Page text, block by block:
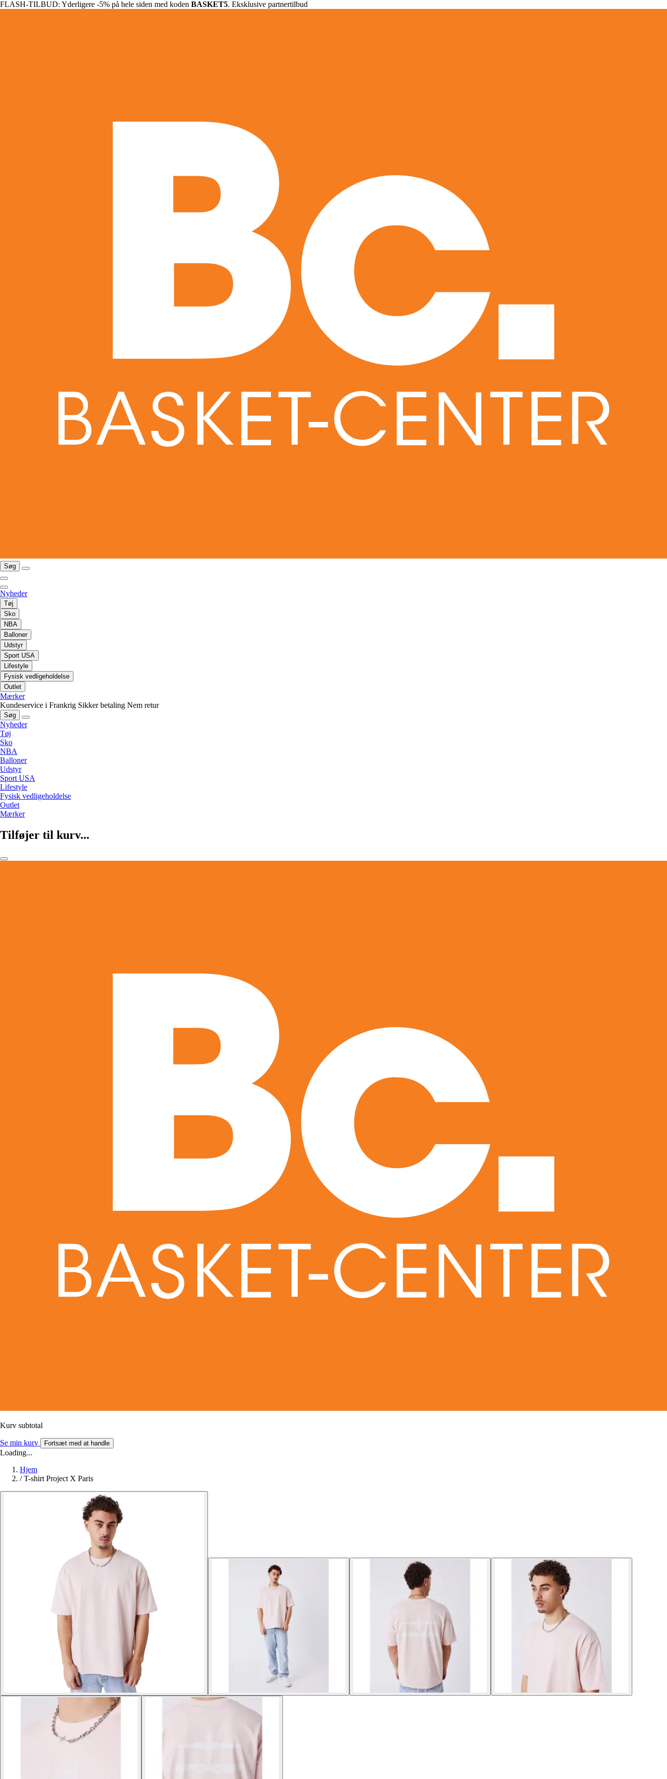
FLASH-TILBUD: Yderligere -5% på hele siden med koden BASKET5. Eksklusive partnertilbud
Søg
Nyheder
Tøj
Sko
NBA
Balloner
Udstyr
Sport USA
Lifestyle
Fysisk vedligeholdelse
Outlet
Mærker
Kundeservice i Frankrig Sikker betaling Nem retur
Søg
Nyheder
Tøj
Sko
NBA
Balloner
Udstyr
Sport USA
Lifestyle
Fysisk vedligeholdelse
Outlet
Mærker
Tilføjer til kurv...
Kurv subtotal
Se min kurv Fortsæt med at handle
Loading...
Hjem
/ T-shirt Project X Paris